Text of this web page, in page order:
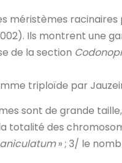
méristèmes racinaires
Ils montrent une
de la section
triploïde par
sont de grande
totalité des
» ; 3/ le